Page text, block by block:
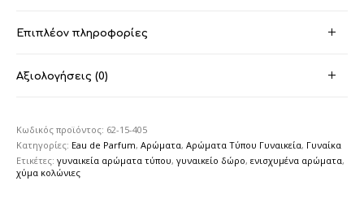
Επιπλέον πληροφορίες
Αξιολογήσεις (0)
Κωδικός προϊόντος: 62-15-405
Κατηγορίες: Eau de Parfum,Αρώματα,Αρώματα Τύπου Γυναικεία, Γυναίκα
Ετικέτες:γυναικεία αρώματα τύπου,γυναικείο δώρο,ενισχυμένα αρώματα,
χύμα κολώνιες